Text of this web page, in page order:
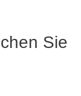
Sie